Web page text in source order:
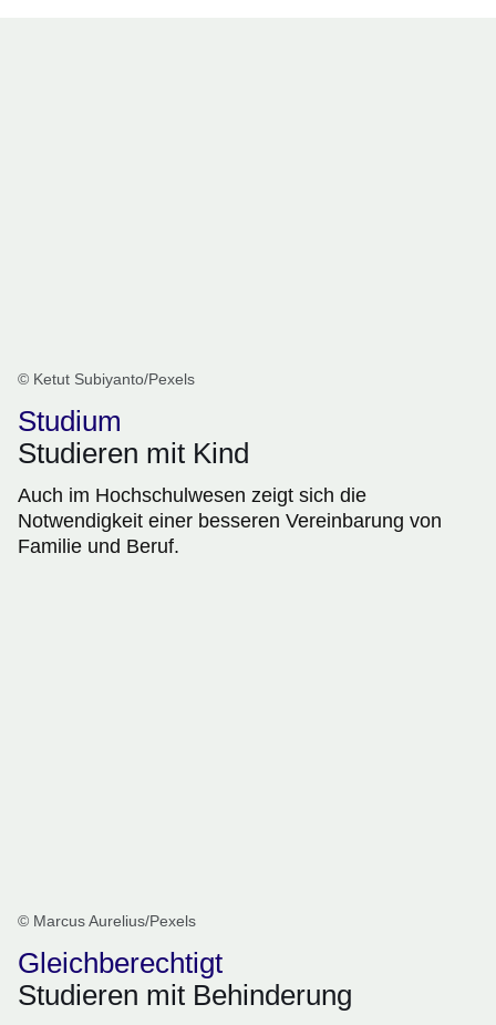
© Ketut Subiyanto/Pexels
Studium
Studieren mit Kind
Auch im Hochschulwesen zeigt sich die
Notwendigkeit einer besseren Vereinbarung von
Familie und Beruf.
© Marcus Aurelius/Pexels
Gleichberechtigt
Studieren mit Behinderung